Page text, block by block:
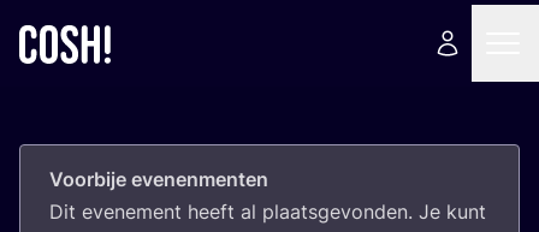
Voorbije evenenmenten
Dit eve­ne­ment heeft al plaats­ge­von­den. Je kunt